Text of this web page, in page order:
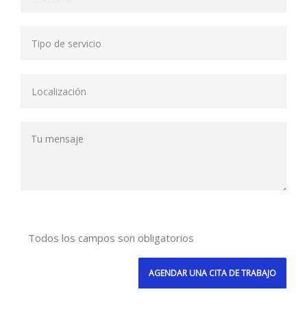
Todos los campos son obligatorios